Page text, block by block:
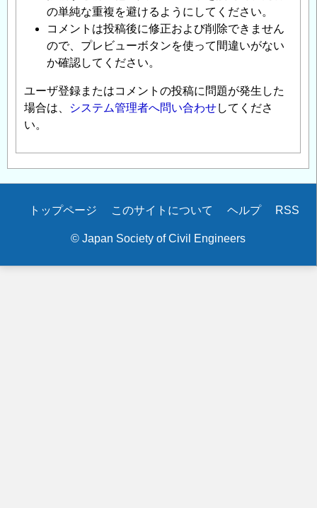
の単純な重複を避けるようにしてください。
コメントは投稿後に修正および削除できません
ので、プレビューボタンを使って間違いがない
か確認してください。
ユーザ登録またはコメントの投稿に問題が発生した
場合は、
システム管理者へ問い合わせしてくださ
い。
Secondary
トップページ このサイトについて ヘルプ RSS
© Japan Society of Civil Engineers